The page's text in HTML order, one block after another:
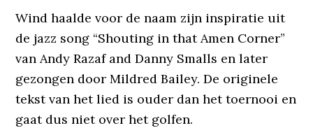
Wind haalde voor de naam zijn inspiratie uit
de jazz song “Shouting in that Amen Corner”
van Andy Razaf and Danny Smalls en later
gezongen door Mildred Bailey. De originele
tekst van het lied is ouder dan het toernooi en
gaat dus niet over het golfen.